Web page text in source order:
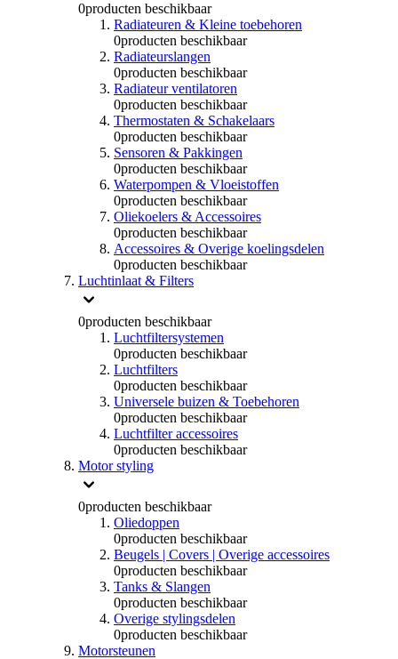
0producten beschikbaar
Radiateuren & Kleine toebehoren
0producten beschikbaar
Radiateurslangen
0producten beschikbaar
Radiateur ventilatoren
0producten beschikbaar
Thermostaten & Schakelaars
0producten beschikbaar
Sensoren & Pakkingen
0producten beschikbaar
Waterpompen & Vloeistoffen
0producten beschikbaar
Oliekoelers & Accessoires
0producten beschikbaar
Accessoires & Overige koelingsdelen
0producten beschikbaar
Luchtinlaat & Filters
0producten beschikbaar
Luchtfiltersystemen
0producten beschikbaar
Luchtfilters
0producten beschikbaar
Universele buizen & Toebehoren
0producten beschikbaar
Luchtfilter accessoires
0producten beschikbaar
Motor styling
0producten beschikbaar
Oliedoppen
0producten beschikbaar
Beugels | Covers | Overige accessoires
0producten beschikbaar
Tanks & Slangen
0producten beschikbaar
Overige stylingsdelen
0producten beschikbaar
Motorsteunen